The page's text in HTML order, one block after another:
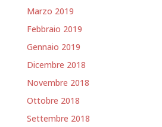
Marzo 2019
Febbraio 2019
Gennaio 2019
Dicembre 2018
Novembre 2018
Ottobre 2018
Settembre 2018